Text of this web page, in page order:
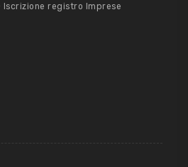
Iscrizione registro Imprese